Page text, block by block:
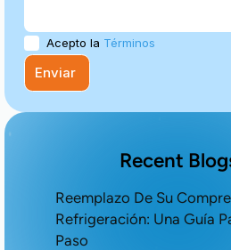
Acepto la Términos
Recent
Reemplazo De Su
Refrigeración: Una Guía
Paso